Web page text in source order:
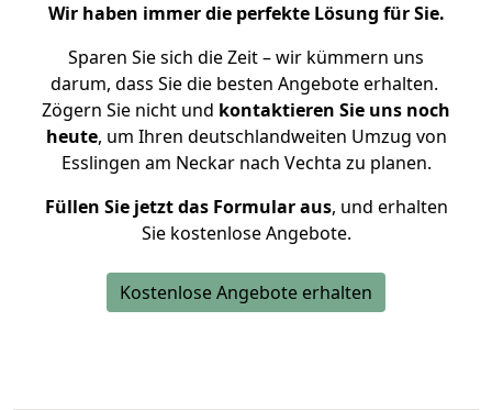
Wir haben immer die perfekte Lösung für Sie.
Sparen Sie sich die Zeit – wir kümmern uns
darum, dass Sie die besten Angebote erhalten.
Zögern Sie nicht und kontaktieren Sie uns noch
heute, um Ihren deutschlandweiten Umzug von
Esslingen am Neckar nach Vechta zu planen.
Füllen Sie jetzt das Formular aus, und erhalten
Sie kostenlose Angebote.
Kostenlose Angebote erhalten